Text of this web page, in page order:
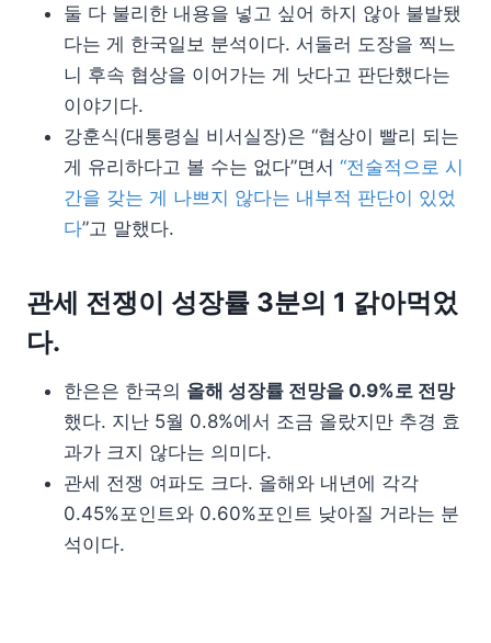
둘 다 불리한 내용을 넣고 싶어 하지 않아 불발됐
다는 게 한국일보 분석이다. 서둘러 도장을 찍느
니 후속 협상을 이어가는 게 낫다고 판단했다는
이야기다.
강훈식(대통령실 비서실장)은 “협상이 빨리 되는
게 유리하다고 볼 수는 없다”면서 “전술적으로 시
간을 갖는 게 나쁘지 않다는 내부적 판단이 있었
다”고 말했다.
관세 전쟁이 성장률 3분의 1 갉아먹었
다.
한은은 한국의 올해 성장률 전망을 0.9%로 전망
했다. 지난 5월 0.8%에서 조금 올랐지만 추경 효
과가 크지 않다는 의미다.
관세 전쟁 여파도 크다. 올해와 내년에 각각
0.45%포인트와 0.60%포인트 낮아질 거라는 분
석이다.